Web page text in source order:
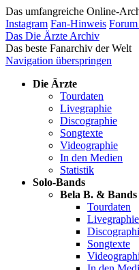
Das umfangreiche Online-
Instagram Fan-Hinweis
Das Die Ärzte Archiv
Das beste Fanarchiv der Welt
Navigation überspringen
Die Ärzte
Tourdaten
Livegraphie
Discographie
Songtexte
Videographie
In den Medien
Statistik
Solo-Bands
Bela B. & Bands
Tourdaten
Livegraphie
Songtexte